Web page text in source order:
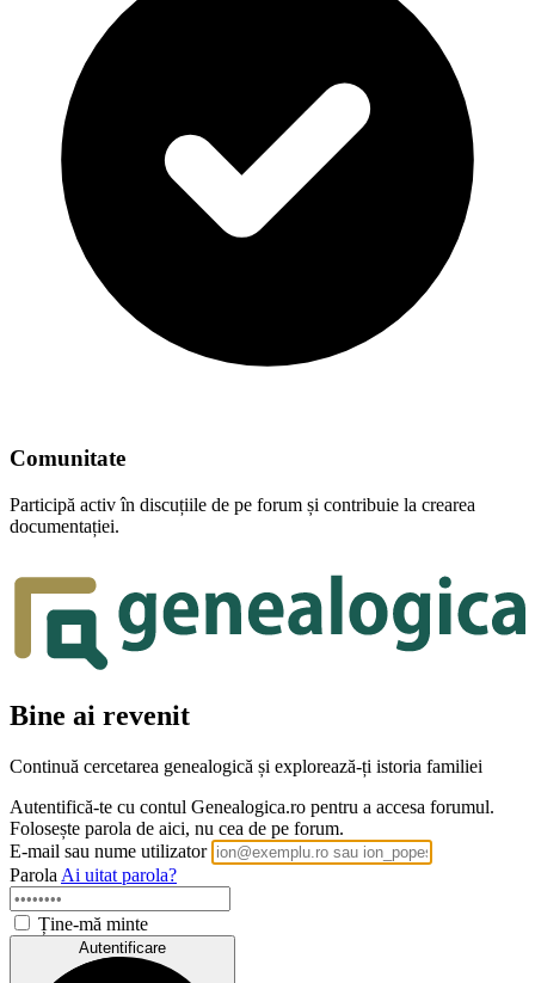
Comunitate
Participă activ în discuțiile de pe forum și contribuie la crearea
documentației.
Bine ai revenit
Continuă cercetarea genealogică și explorează-ți istoria familiei
Autentifică-te cu contul Genealogica.ro pentru a accesa forumul.
Folosește parola de aici, nu cea de pe forum.
E-mail sau nume utilizator
Parola Ai uitat parola?
Ține-mă minte
Autentificare